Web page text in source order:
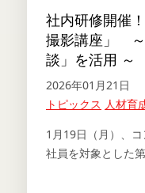
社内研修開催
撮影講座」 ～
談」を活用 ～
2026年01月21日
トピックス 人材育
1月19日（月）、
社員を対象とした